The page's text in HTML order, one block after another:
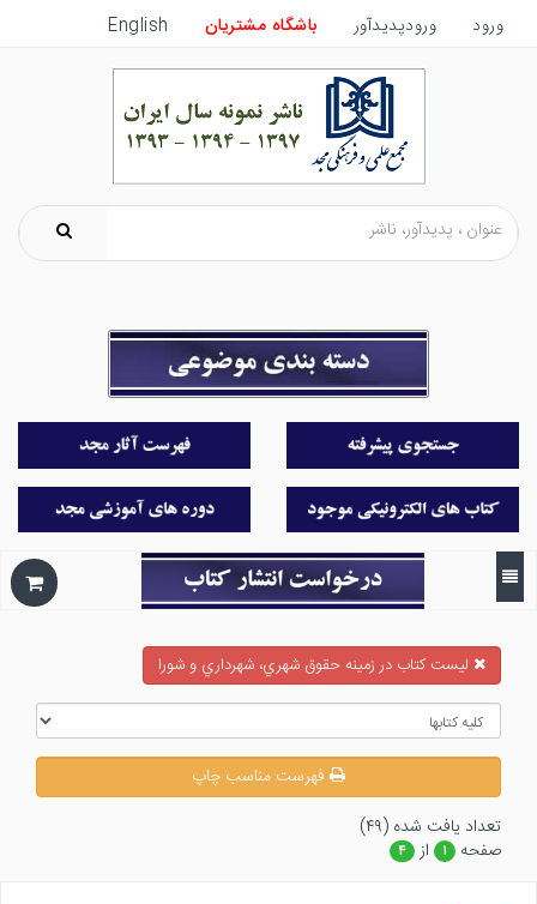
ورود ورودپدیدآور باشگاه مشتریان English
ليست كتاب در زمينه حقوق شهري، شهرداري و شورا
فهرست مناسب چاپ
تعداد يافت شده (۴۹)
صفحه
۱ از ۴